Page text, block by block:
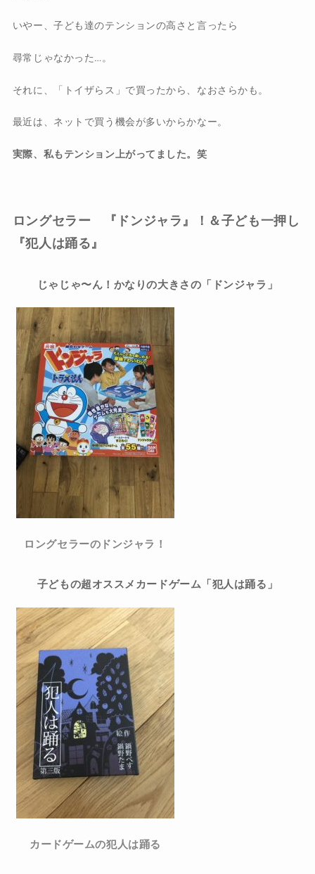
いやー、子ども達のテンションの高さと言ったら
尋常じゃなかった…。
それに、「トイザらス」で買ったから、なおさらかも。
最近は、ネットで買う機会が多いからかなー。
実際、私もテンション上がってました。笑
ロングセラー 『ドンジャラ』！＆子ども一押し
『犯人は踊る』
じゃじゃ〜ん！かなりの大きさの「ドンジャラ」
ロングセラーのドンジャラ！
子どもの超オススメカードゲーム「犯人は踊る」
カードゲームの犯人は踊る